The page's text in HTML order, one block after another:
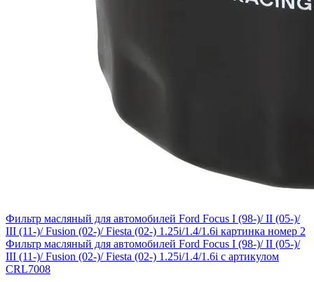
Фильтр масляный для автомобилей Ford Focus I (98-)/ II (05-)/
III (11-)/ Fusion (02-)/ Fiesta (02-) 1.25i/1.4/1.6i картинка номер 2
Фильтр масляный для автомобилей Ford Focus I (98-)/ II (05-)/
III (11-)/ Fusion (02-)/ Fiesta (02-) 1.25i/1.4/1.6i с артикулом
CRL7008